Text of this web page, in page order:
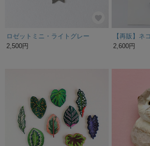
ロゼットミニ・ライトグレー
2,500円
2,600円